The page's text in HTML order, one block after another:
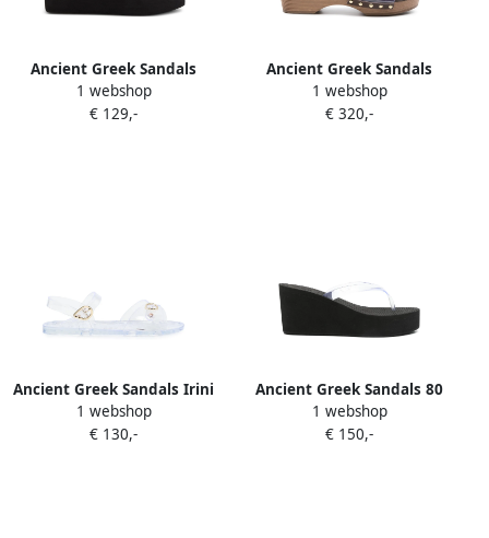
Ancient Greek Sandals
Sandalen met sleehak Wit
1 webshop
€ 129,-
Ancient Greek Sandals
Omonia klompen Wit
1 webshop
€ 320,-
Ancient Greek Sandals Irini
sandalen Wit
1 webshop
€ 130,-
Ancient Greek Sandals 80
mm Etheria sandalen Wit
1 webshop
€ 150,-